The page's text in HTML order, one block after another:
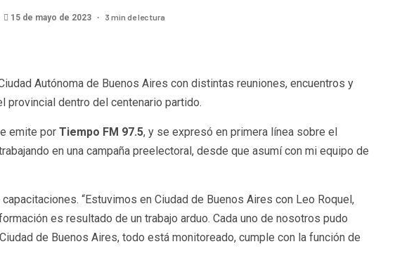
15 de mayo de 2023 3 min de lectura
Autónoma de Buenos Aires con distintas reuniones, encuentros y
provincial dentro del centenario partido.
emite por Tiempo FM 97.5, y se expresó en primera línea sobre el
en una campaña preelectoral, desde que asumí con mi equipo de
“Estuvimos en Ciudad de Buenos Aires con Leo Roquel,
es resultado de un trabajo arduo. Cada uno de nosotros pudo
de Buenos Aires, todo está monitoreado, cumple con la función de